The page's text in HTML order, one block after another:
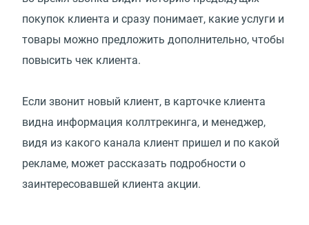
покупок клиента и сразу понимает, какие услуги и
товары можно предложить дополнительно, чтобы
повысить чек клиента.
Если звонит новый клиент, в карточке клиента
видна информация коллтрекинга, и менеджер,
видя из какого канала клиент пришел и по какой
рекламе, может рассказать подробности о
заинтересовавшей клиента акции.